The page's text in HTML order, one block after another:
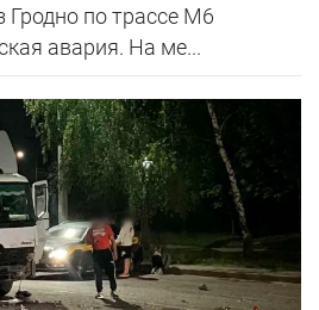
Гродно по трассе М6
авария. На ме...